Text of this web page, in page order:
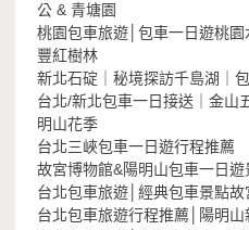
公 & 青塘園
桃園包車旅遊│包車一日遊桃
豐紅樹林
新北石碇｜秘境探訪千島湖｜
台北/新北包車一日接送｜金山
明山花季
台北三峽包車一日遊行程推薦
故宮博物館&陽明山包車一日遊
台北包車旅遊│經典包車景點
台北包車旅遊行程推薦│陽明